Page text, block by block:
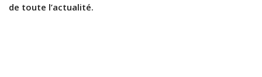
de toute l’actualité.